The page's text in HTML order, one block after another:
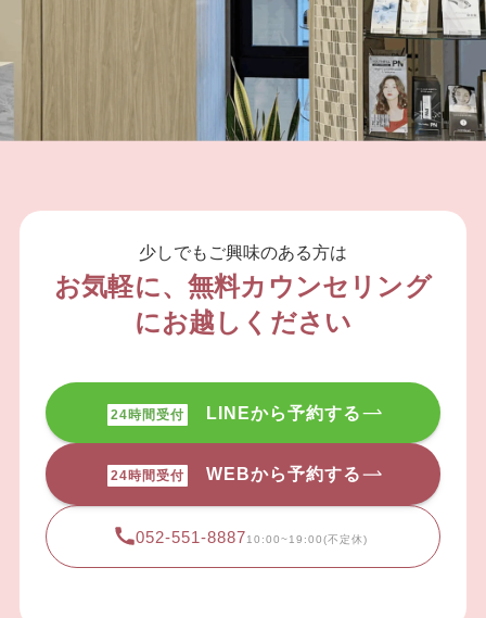
少しでもご興味のある方は
お気軽に、無料カウンセリング
にお越しください
24時間受付 LINEから予約する
24時間受付 WEBから予約する
052-551-888710:00~19:00(不定休)